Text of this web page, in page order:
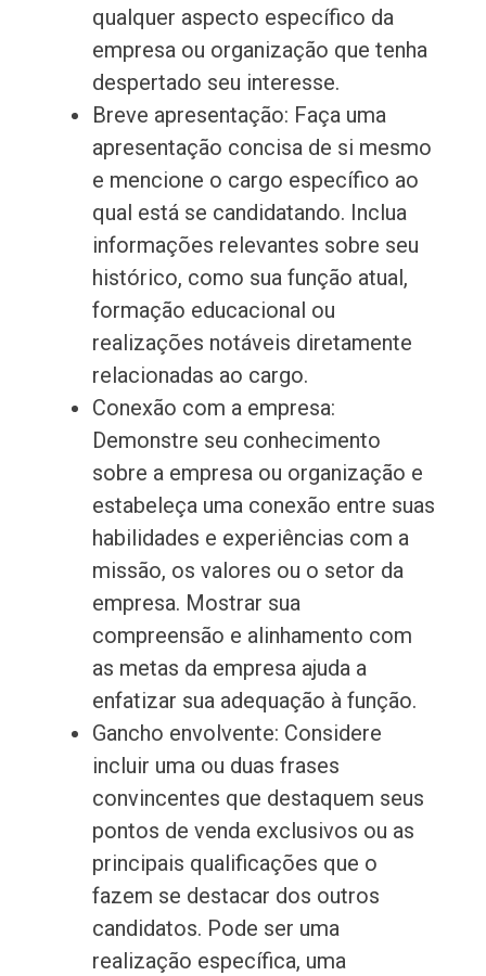
qualquer aspecto específico da
empresa ou organização que tenha
despertado seu interesse.
Breve apresentação: Faça uma
apresentação concisa de si mesmo
e mencione o cargo específico ao
qual está se candidatando. Inclua
informações relevantes sobre seu
histórico, como sua função atual,
formação educacional ou
realizações notáveis diretamente
relacionadas ao cargo.
Conexão com a empresa:
Demonstre seu conhecimento
sobre a empresa ou organização e
estabeleça uma conexão entre suas
habilidades e experiências com a
missão, os valores ou o setor da
empresa. Mostrar sua
compreensão e alinhamento com
as metas da empresa ajuda a
enfatizar sua adequação à função.
Gancho envolvente: Considere
incluir uma ou duas frases
convincentes que destaquem seus
pontos de venda exclusivos ou as
principais qualificações que o
fazem se destacar dos outros
candidatos. Pode ser uma
realização específica, uma